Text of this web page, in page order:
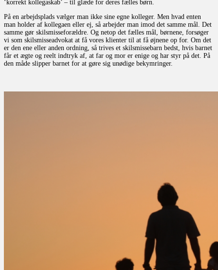
‘korrekt kollegaskab’ – til glæde for deres fælles børn.
På en arbejdsplads vælger man ikke sine egne kolleger. Men hvad enten
man holder af kollegaen eller ej, så arbejder man imod det samme mål. Det
samme gør skilsmisseforældre. Og netop det fælles mål, børnene, forsøger
vi som skilsmisseadvokat at få vores klienter til at få øjnene op for. Om det
er den ene eller anden ordning, så trives et skilsmissebarn bedst, hvis barnet
får et ægte og reelt indtryk af, at far og mor er enige og har styr på det. På
den måde slipper barnet for at gøre sig unødige bekymringer.